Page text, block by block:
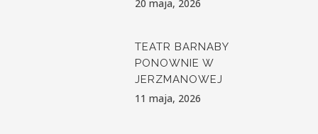
20 maja, 2026
TEATR BARNABY
PONOWNIE W
JERZMANOWEJ
11 maja, 2026